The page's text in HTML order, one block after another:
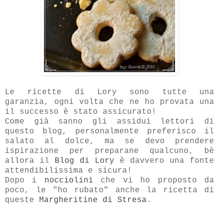
Le ricette di Lory sono tutte una
garanzia, ogni volta che ne ho provata una
il successo è stato assicurato!
Come già sanno gli assidui lettori di
questo blog, personalmente preferisco il
salato al dolce, ma se devo prendere
ispirazione per preparane qualcuno, bè
allora il Blog di Lory è davvero una fonte
attendibilissima e sicura!
Dopo i nocciolini che vi ho proposto da
poco, le "ho rubato" anche la ricetta di
queste Margheritine di Stresa .